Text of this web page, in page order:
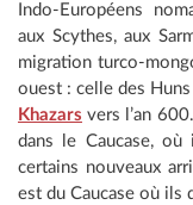
Indo-Européens
aux Scythes, aux
migration turco-
ouest : celle des
Khazars vers l’an
dans le Caucase,
certains nouveaux
est du Caucase où ils